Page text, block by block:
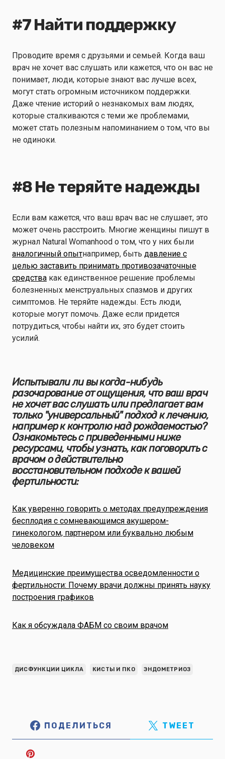
#7 Найти поддержку
Проводите время с друзьями и семьей. Когда ваш
врач не хочет вас слушать или кажется, что он вас не
понимает, люди, которые знают вас лучше всех,
могут стать огромным источником поддержки.
Даже чтение историй о незнакомых вам людях,
которые сталкиваются с теми же проблемами,
может стать полезным напоминанием о том, что вы
не одиноки.
#8 Не теряйте надежды
Если вам кажется, что ваш врач вас не слушает, это
может очень расстроить. Многие женщины пишут в
журнал Natural Womanhood о том, что у них были
аналогичный опытнапример, быть давление с
целью заставить принимать противозачаточные
средства как единственное решение проблемы
болезненных менструальных спазмов и других
симптомов. Не теряйте надежды. Есть люди,
которые могут помочь. Даже если придется
потрудиться, чтобы найти их, это будет стоить
усилий.
Испытывали ли вы когда-нибудь
разочарование от ощущения, что ваш врач
не хочет вас слушать или предлагает вам
только "универсальный" подход к лечению,
например к контролю над рождаемостью?
Ознакомьтесь с приведенными ниже
ресурсами, чтобы узнать, как поговорить с
врачом о действительно
восстановительном подходе к вашей
фертильности:
Как уверенно говорить о методах предупреждения
бесплодия с сомневающимся акушером-
гинекологом, партнером или буквально любым
человеком
Медицинские преимущества осведомленности о
фертильности: Почему врачи должны принять науку
построения графиков
Как я обсуждала ФАБМ со своим врачом
ДИСФУНКЦИИ ЦИКЛА КИСТЫ И ПКО ЭНДОМЕТРИОЗ
ПОДЕЛИТЬСЯ TWEET